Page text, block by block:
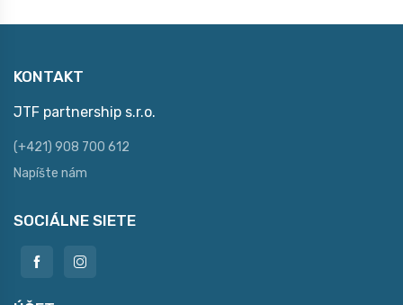
KONTAKT
JTF partnership s.r.o.
(+421) 908 700 612
Napíšte nám
SOCIÁLNE SIETE